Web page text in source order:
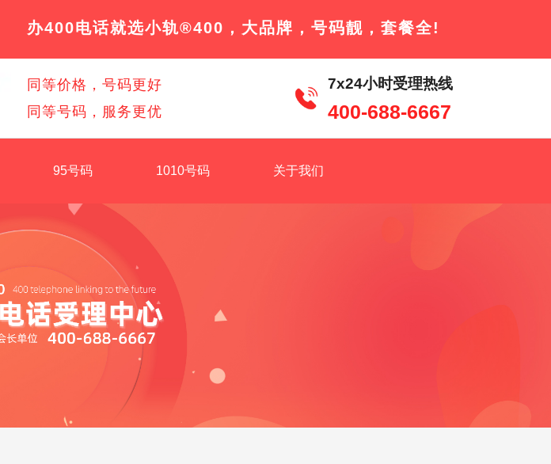
办400电话就选小轨®400，大品牌，号码靓，套餐全!
同等价格，号码更好
同等号码，服务更优
7x24小时受理热线
400-688-6667
95号码 1010号码 关于我们